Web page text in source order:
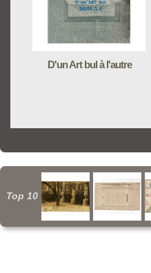
D'un Art bul à l'autre
Top 10